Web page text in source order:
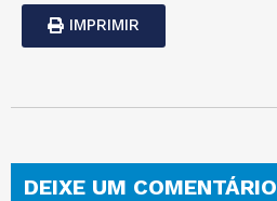
IMPRIMIR
DEIXE UM COMENTÁRIO